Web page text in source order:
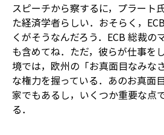
スピーチから察するに，プラート
た経済学者らしい．おそらく，
くがそうなんだろう．ECB 総裁の
も含めてね．ただ，彼らが仕事を
境では，欧州の「お真面目なみな
な権力を握っている．あのお真面
家でもあるし，いくつか重要な点
る．